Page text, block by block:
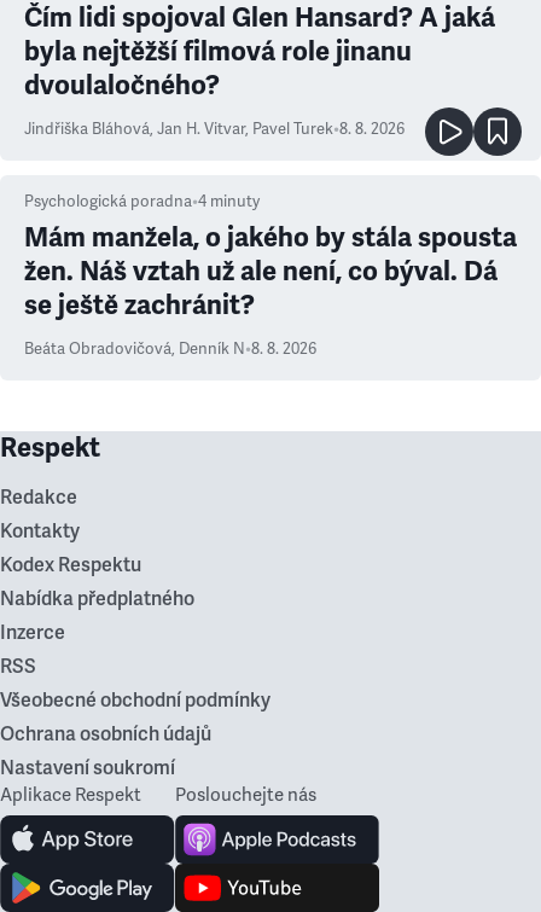
Čím lidi spojoval Glen Hansard? A jaká
byla nejtěžší filmová role jinanu
dvoulaločného?
Jindřiška Bláhová, Jan H. Vitvar, Pavel Turek•8. 8. 2026
Psychologická poradna•4 minuty
Mám manžela, o jakého by stála spousta
žen. Náš vztah už ale není, co býval. Dá
se ještě zachránit?
Beáta Obradovičová, Denník N•8. 8. 2026
Respekt
Redakce
Kontakty
Kodex Respektu
Nabídka předplatného
Inzerce
RSS
Všeobecné obchodní podmínky
Ochrana osobních údajů
Nastavení soukromí
Aplikace Respekt Poslouchejte nás